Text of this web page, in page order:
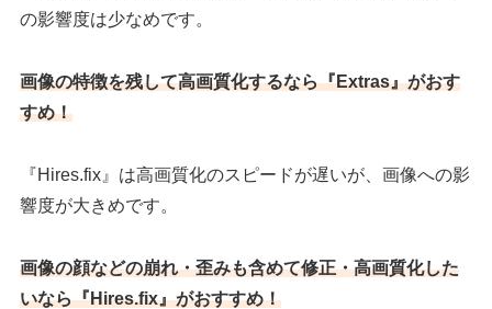
の影響度は少なめです。
画像の特徴を残して高画質化するなら『Extras』がおす
すめ！
『Hires.fix』は高画質化のスピードが遅いが、画像への影
響度が大きめです。
画像の顔などの崩れ・歪みも含めて修正・高画質化した
いなら『Hires.fix』がおすすめ！